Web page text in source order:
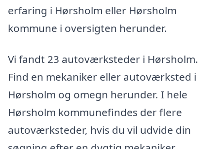
erfaring i Hørsholm eller Hørsholm
kommune i oversigten herunder.
Vi fandt 23 autoværksteder i Hørsholm.
Find en mekaniker eller autoværksted i
Hørsholm og omegn herunder. I hele
Hørsholm kommunefindes der flere
autoværksteder, hvis du vil udvide din